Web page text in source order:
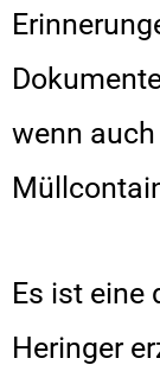
wenn
Es ist eine
Heringer